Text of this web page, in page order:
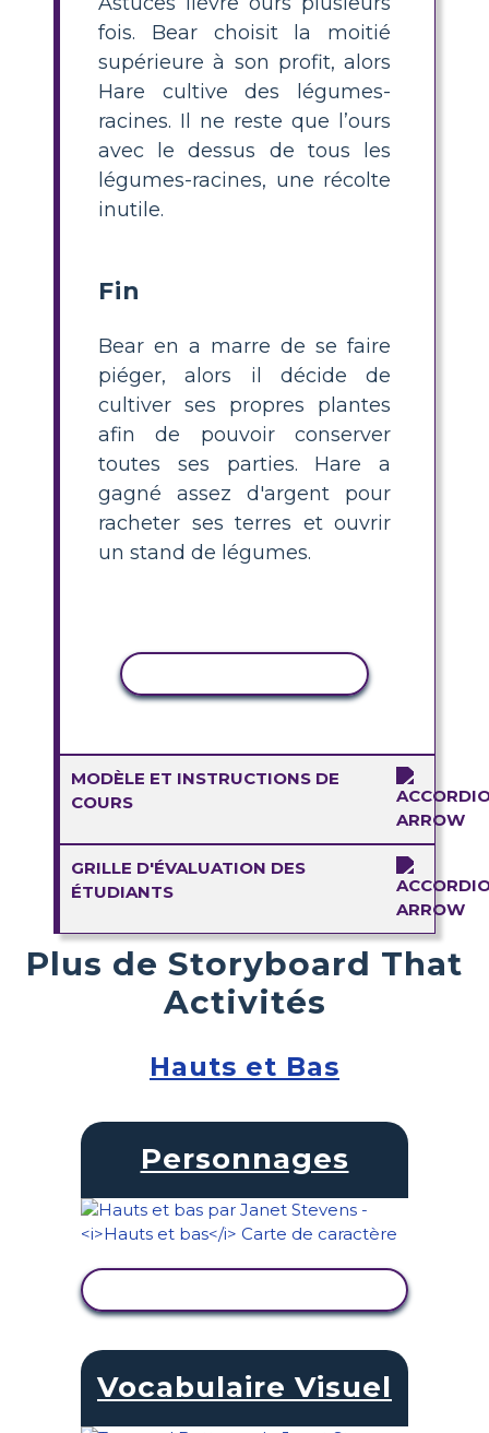
fois. Bear choisit la moitié
supérieure à son profit, alors
Hare cultive des légumes-
racines. Il ne reste que l’ours
avec le dessus de tous les
légumes-racines, une récolte
inutile.
Fin
Bear en a marre de se faire
piéger, alors il décide de
cultiver ses propres plantes
afin de pouvoir conserver
toutes ses parties. Hare a
gagné assez d'argent pour
racheter ses terres et ouvrir
un stand de légumes.
MODÈLE ET INSTRUCTIONS DE
COURS
GRILLE D'ÉVALUATION DES
ÉTUDIANTS
Plus de Storyboard That
Activités
Hauts et Bas
Personnages
Vocabulaire Visuel